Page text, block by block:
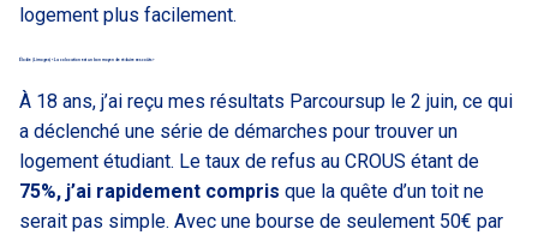
logement plus facilement.
Élodie (Limoges) « La colocation est un bon moyen de réduire ses coûts »
À 18 ans, j’ai reçu mes résultats Parcoursup le 2 juin, ce qui
a déclenché une série de démarches pour trouver un
logement étudiant. Le taux de refus au CROUS étant de
75%, j’ai rapidement compris que la quête d’un toit ne
serait pas simple. Avec une bourse de seulement 50€ par